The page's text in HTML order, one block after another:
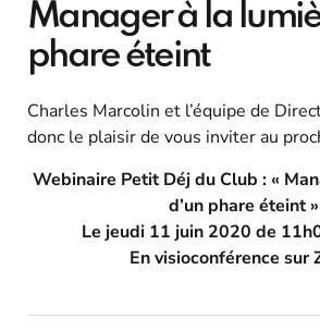
Manager à la
phare éteint
Charles Marcolin et l’équipe de
donc le plaisir de vous inviter au
Webinaire Petit Déj du Club : «
d’un phare éteint »
Le jeudi 11 juin 2020 de
En visioconférence sur